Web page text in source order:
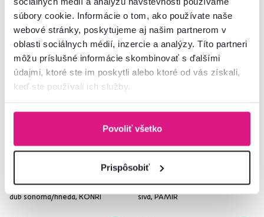
súbory cookie. Informácie o tom, ako používate naše
webové stránky, poskytujeme aj našim partnerom v
oblasti sociálnych médií, inzercie a analýzy. Títo partneri
môžu príslušné informácie skombinovať s ďalšími
údajmi, ktoré ste im poskytli alebo ktoré od vás získali,
keď ste používali ich služby.
Povoliť všetko
Prispôsobiť
Zadarmo
Akcia
Novinka
Váľanda s úložným priestorom,
dub sonoma/hnedá, KONRI
Zadarmo
Akcia
Novinka
4,5
Váľanda s úložným priestorom,
sivá, PAMIR